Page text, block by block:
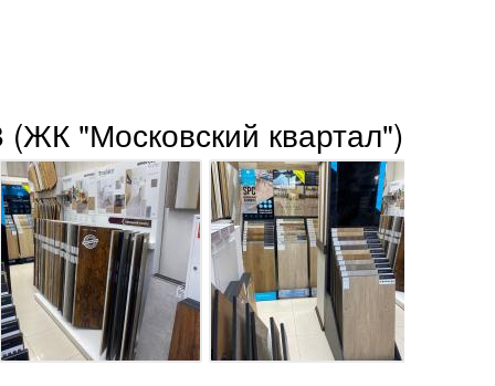
"Московский квартал")